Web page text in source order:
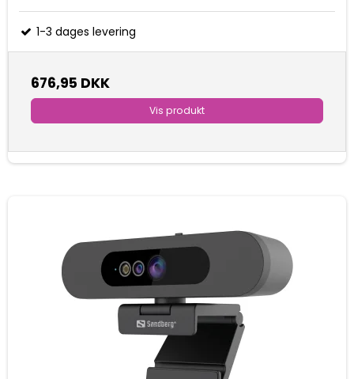
1-3 dages levering
676,95 DKK
Vis produkt